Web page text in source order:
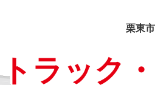
栗東
トラック